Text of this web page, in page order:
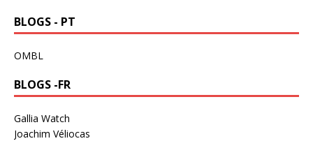
BLOGS - PT
OMBL
BLOGS -FR
Gallia Watch
Joachim Véliocas